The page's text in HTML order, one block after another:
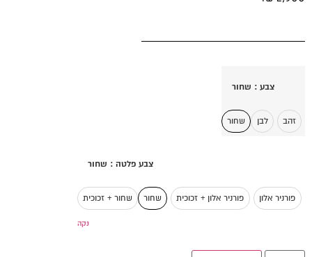
צבע : שחור
זהב לבן שחור
צבע פלטה : שחור
פורניר אלון פורניר אלון + זכוכית שחור שחור + זכוכית
נקה